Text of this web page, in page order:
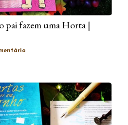
pai fazem uma Horta |